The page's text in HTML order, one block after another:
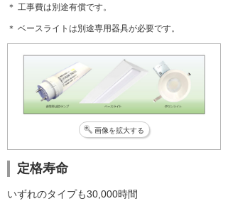
＊ 工事費は別途有償です。
＊ ベースライトは別途専用器具が必要です。
画像を拡大する
定格寿命
いずれのタイプも30,000時間